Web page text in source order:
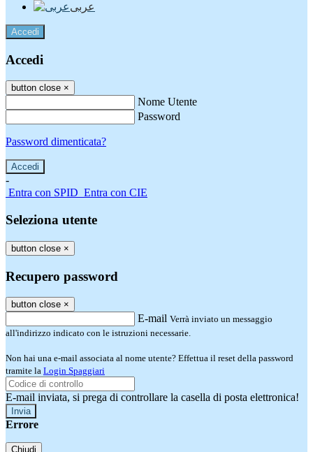
عربى
Accedi
Accedi
button close ×
Nome Utente
Password
Password dimenticata?
-
Entra con SPID Entra con CIE
Seleziona utente
button close ×
Recupero password
button close ×
E-mail Verrà inviato un messaggio
all'indirizzo indicato con le istruzioni necessarie.
Non hai una e-mail associata al nome utente? Effettua il reset della password
tramite la Login Spaggiari
E-mail inviata, si prega di controllare la casella di posta elettronica!
Errore
Chiudi